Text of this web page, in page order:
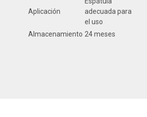
Aplicación
adecuada para
el uso
Almacenamiento 24 meses